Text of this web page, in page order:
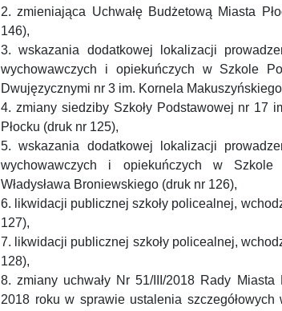
2. zmieniająca Uchwałę Budżetową Miasta
146),
3. wskazania dodatkowej lokalizacji
wychowawczych i opiekuńczych w Szkole
Dwujęzycznymi nr 3 im. Kornela
4. zmiany siedziby Szkoły Podstawowej nr 17
Płocku (druk nr 125),
5. wskazania dodatkowej lokalizacji
wychowawczych i opiekuńczych w
Władysława Broniewskiego (druk nr 126),
6. likwidacji publicznej szkoły policealnej,
127),
7. likwidacji publicznej szkoły policealnej,
128),
8. zmiany uchwały Nr 51/III/2018 Rady Miasta
2018 roku w sprawie ustalenia szczegółowych